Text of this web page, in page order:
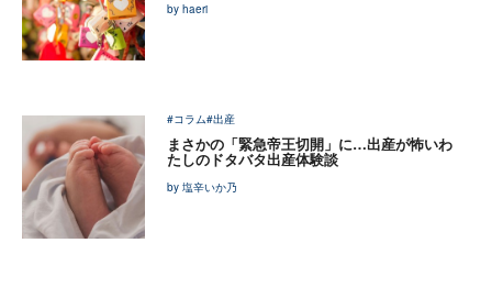
by haeri
#コラム#出産
まさかの「緊急帝王切開」に…出産が怖いわ
たしのドタバタ出産体験談
by 塩辛いか乃